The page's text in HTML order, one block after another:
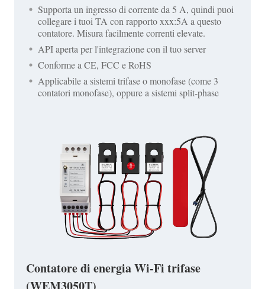
Supporta un ingresso di corrente da 5 A, quindi puoi
collegare i tuoi TA con rapporto xxx:5A a questo
contatore. Misura facilmente correnti elevate.
API aperta per l'integrazione con il tuo server
Conforme a CE, FCC e RoHS
Applicabile a sistemi trifase o monofase (come 3
contatori monofase), oppure a sistemi split-phase
Contatore di energia Wi-Fi trifase